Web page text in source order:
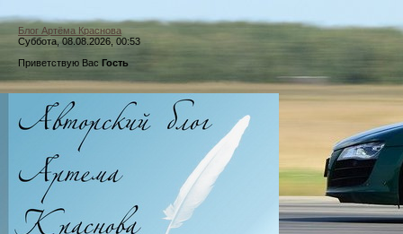
Блог Артёма Краснова
Суббота, 08.08.2026, 00:53
Приветствую Вас Гость